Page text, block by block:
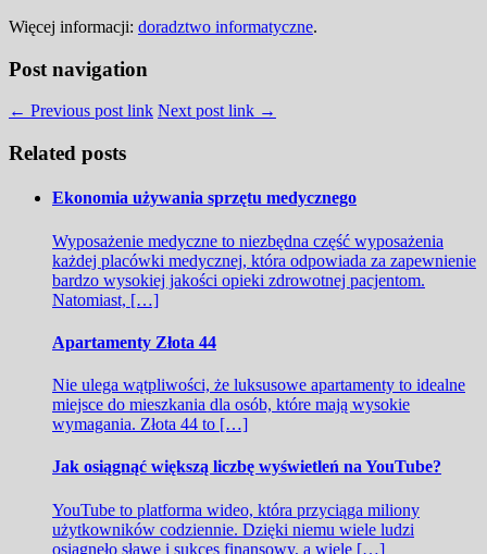
Więcej informacji: doradztwo informatyczne.
Post navigation
← Previous post link Next post link →
Related posts
Ekonomia używania sprzętu medycznego
Wyposażenie medyczne to niezbędna część wyposażenia
każdej placówki medycznej, która odpowiada za zapewnienie
bardzo wysokiej jakości opieki zdrowotnej pacjentom.
Natomiast, […]
Apartamenty Złota 44
Nie ulega wątpliwości, że luksusowe apartamenty to idealne
miejsce do mieszkania dla osób, które mają wysokie
wymagania. Złota 44 to […]
Jak osiągnąć większą liczbę wyświetleń na YouTube?
YouTube to platforma wideo, która przyciąga miliony
użytkowników codziennie. Dzięki niemu wiele ludzi
osiągnęło sławę i sukces finansowy, a wiele […]